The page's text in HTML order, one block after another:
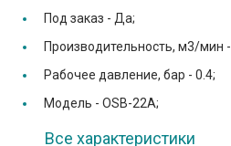
Под заказ - Да;
Производительность, м3/мин -
Рабочее давление, бар - 0.4;
Модель - OSB-22A;
Все характеристики